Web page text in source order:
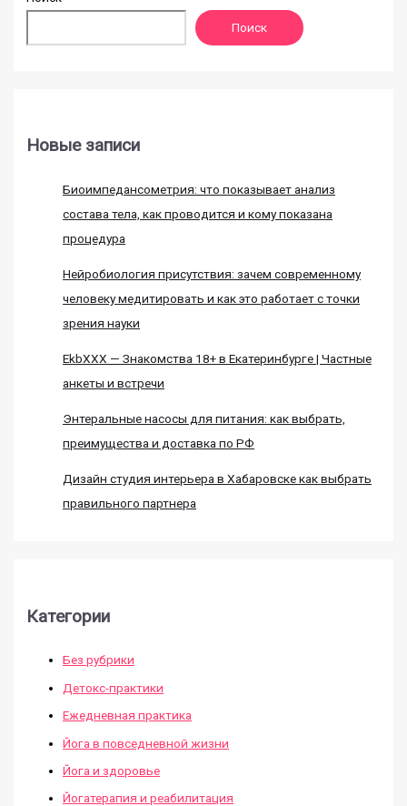
Поиск
Новые записи
Биоимпедансометрия: что показывает анализ
состава тела, как проводится и кому показана
процедура
Нейробиология присутствия: зачем современному
человеку медитировать и как это работает с точки
зрения науки
EkbXXX — Знакомства 18+ в Екатеринбурге | Частные
анкеты и встречи
Энтеральные насосы для питания: как выбрать,
преимущества и доставка по РФ
Дизайн студия интерьера в Хабаровске как выбрать
правильного партнера
Категории
Без рубрики
Детокс-практики
Ежедневная практика
Йога в повседневной жизни
Йога и здоровье
Йогатерапия и реабилитация